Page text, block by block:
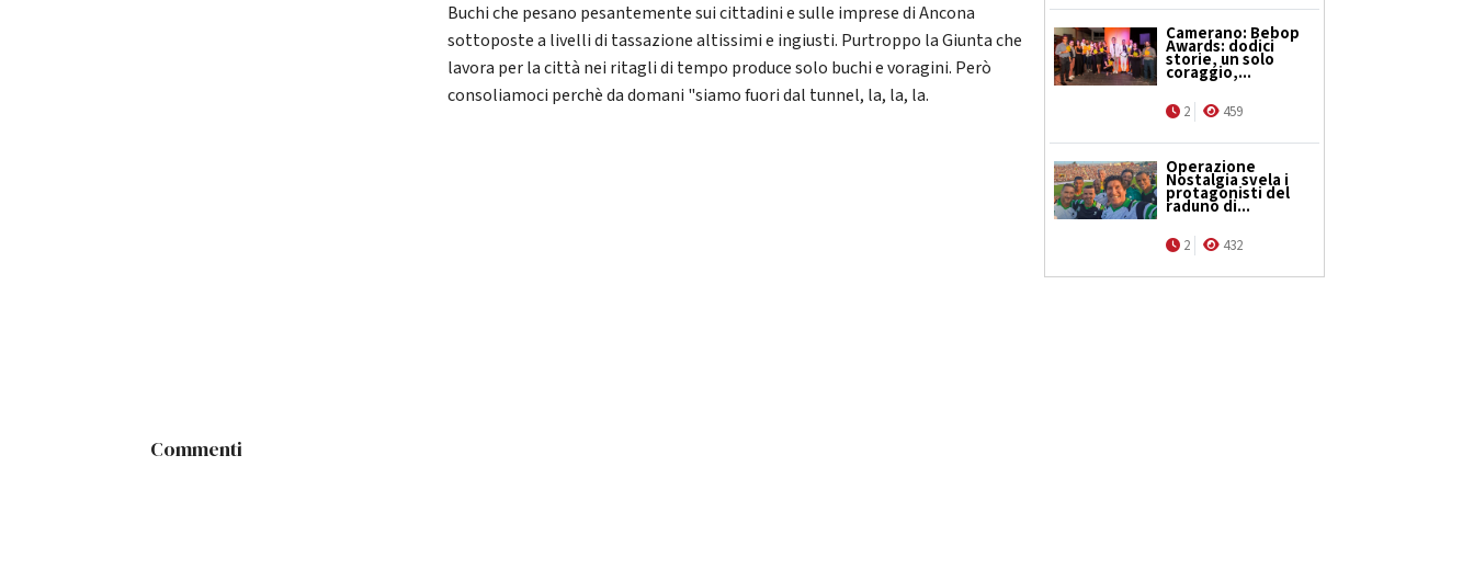
Buchi che pesano pesantemente sui cittadini e sulle imprese di Ancona
sottoposte a livelli di tassazione altissimi e ingiusti. Purtroppo la Giunta che
lavora per la città nei ritagli di tempo produce solo buchi e voragini. Però
consoliamoci perchè da domani "siamo fuori dal tunnel, la, la, la.
Camerano: Bebop
Awards: dodici
storie, un solo
coraggio,...
2 459
Operazione
Nostalgia svela i
protagonisti del
raduno di...
2 432
Commenti